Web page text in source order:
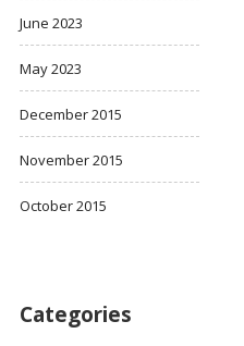
June 2023
May 2023
December 2015
November 2015
October 2015
Categories